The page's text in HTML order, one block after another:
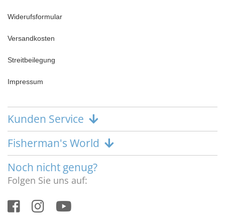
Widerufsformular
Versandkosten
Streitbeilegung
Impressum
Kunden Service
Fisherman's World
Noch nicht genug?
Folgen Sie uns auf: